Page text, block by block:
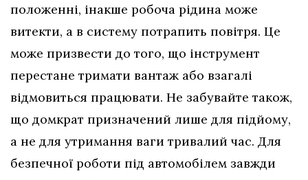
положенні, інакше робоча рідина може
витекти, а в систему потрапить повітря. Це
може призвести до того, що інструмент
перестане тримати вантаж або взагалі
відмовиться працювати. Не забувайте також,
що домкрат призначений лише для підйому,
а не для утримання ваги тривалий час. Для
безпечної роботи під автомобілем завжди